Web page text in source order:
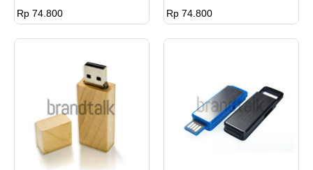
Rp 74.800
Rp 74.800